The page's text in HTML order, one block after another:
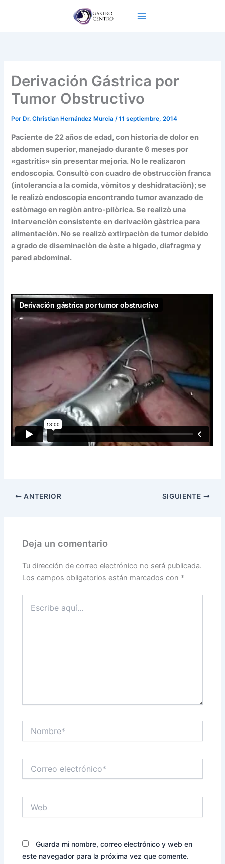
Derivación Gástrica por
Tumor Obstructivo
Por Dr. Christian Hernández Murcia/11 septiembre, 2014
Paciente de 22 años de edad, con historia de dolor en
abdomen superior, manejado durante 6 meses por
«gastritis» sin presentar mejorìa. No le realizaron
endoscopia. Consultò con cuadro de obstrucciòn franca
(intolerancia a la comida, vòmitos y deshidrataciòn); se
le realizò endoscopia encontrando tumor avanzado de
estòmago en regiòn antro-pilòrica. Se realizò una
intervenciòn consistente en derivaciòn gàstrica para
alimentaciòn. No se realizò extirpaciòn de tumor debido
a grado de diseminaciòn de èste a higado, diafragma y
pared abdominal.
ANTERIOR SIGUIENTE
Deja un comentario
Tu dirección de correo electrónico no será publicada.
Los campos obligatorios están marcados con *
aquí...
electrónico*
Guarda mi nombre, correo electrónico y web en
este navegador para la próxima vez que comente.